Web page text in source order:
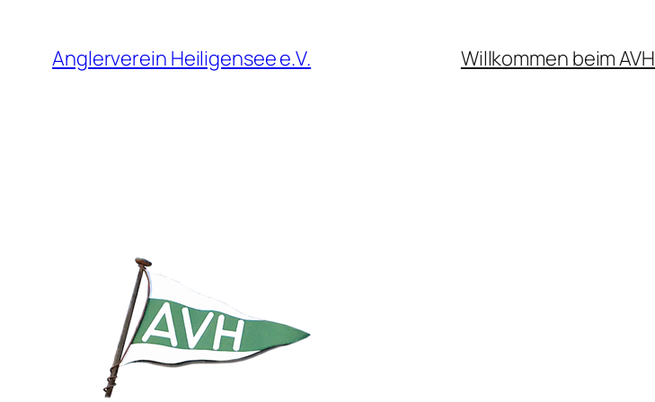
Inhalt
springen
Anglerverein Heiligensee e.V. Willkommen beim AVH